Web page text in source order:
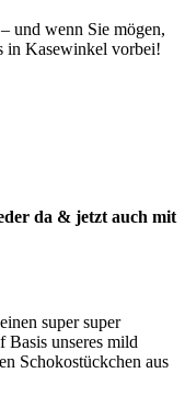
und wenn Sie mögen,
in Kasewinkel vorbei!
da & jetzt auch mit
super super
unseres mild
Schokostückchen aus